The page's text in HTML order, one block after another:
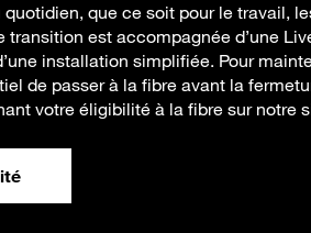
que ce soit pour le travail,
est accompagnée d’une
installation simplifiée. Pour
de passer à la fibre avant la
votre éligibilité à la fibre sur notre